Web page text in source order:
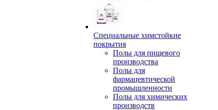
Специальные химстойкие
покрытия
Полы для пищевого
производства
Полы для
фармацевтической
промышленности
Полы для химических
производств